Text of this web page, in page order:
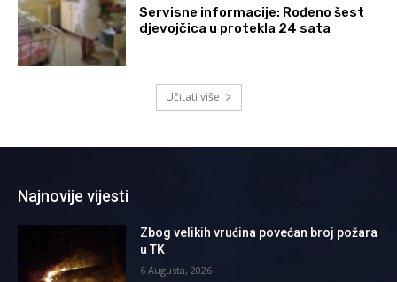
Servisne informacije: Rođeno šest
djevojčica u protekla 24 sata
Učitati više
Najnovije vijesti
Zbog velikih vrućina povećan broj požara
u TK
6 Augusta, 2026